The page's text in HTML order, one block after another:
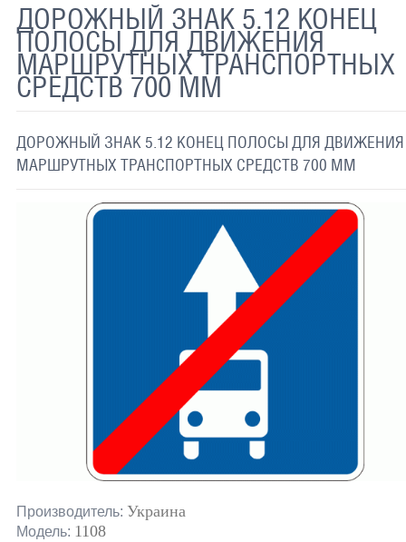
СВЕТООТРАЖАЮЩАЯ ПЛЕНКА
СВЕТООТРАЖАЮЩИЕ ДОРОЖНЫЕ ЗНАКИ
СВЕТООТРАЖАЮЩАЯ КРАСКА
СВЕТЯЩАЯСЯ КРАСКА
ПРИМЕНЕНИЕ
ДОСТАВКА
СВЯЗАТЬСЯ С НАМИ
ДОРОЖНЫЙ ЗНАК 5.12 КОНЕЦ
ПОЛОСЫ ДЛЯ ДВИЖЕНИЯ
МАРШРУТНЫХ ТРАНСПОРТНЫХ
СРЕДСТВ 700 ММ
ДОРОЖНЫЙ ЗНАК 5.12 КОНЕЦ ПОЛОСЫ ДЛЯ ДВИЖЕНИЯ
МАРШРУТНЫХ ТРАНСПОРТНЫХ СРЕДСТВ 700 ММ
Производитель: Украина
Модель: 1108